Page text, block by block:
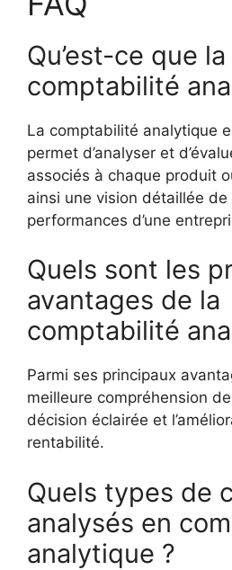
Qu’est-ce que la
comptabilité
La comptabilité analytique
permet d’analyser et
associés à chaque produit
ainsi une vision détaillée
performances d’une
Quels sont les
avantages de la
comptabilité
Parmi ses principaux
meilleure compréhension
décision éclairée et
rentabilité.
Quels types de
analysés en
analytique ?